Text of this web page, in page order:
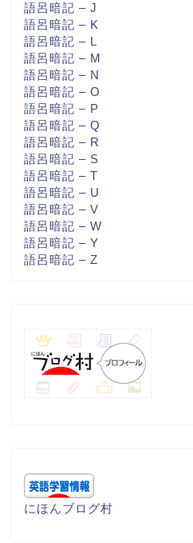
語呂暗記 – J
語呂暗記 – K
語呂暗記 – L
語呂暗記 – M
語呂暗記 – N
語呂暗記 – O
語呂暗記 – P
語呂暗記 – Q
語呂暗記 – R
語呂暗記 – S
語呂暗記 – T
語呂暗記 – U
語呂暗記 – V
語呂暗記 – W
語呂暗記 – Y
語呂暗記 – Z
にほんブログ村